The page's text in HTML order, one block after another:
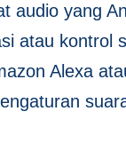
audio yang
atau kontrol
Alexa